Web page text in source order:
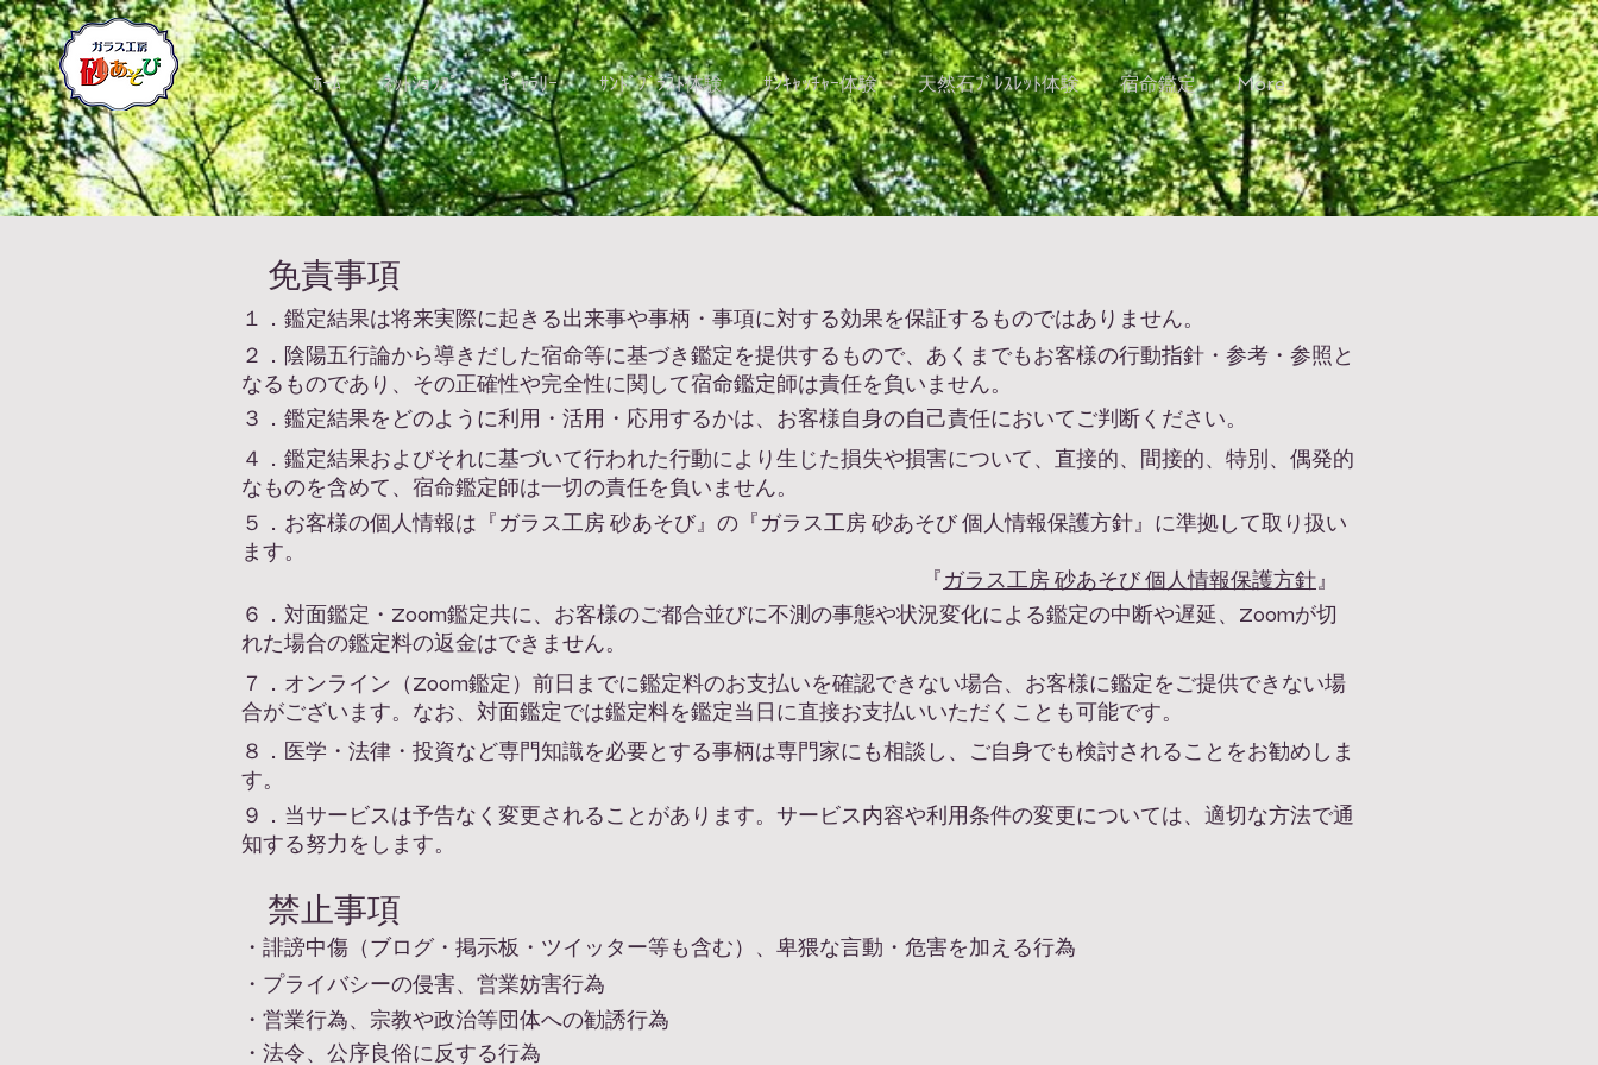
ﾎｰﾑ ﾈｯﾄｼｮｯﾌﾟ ｷﾞｬﾗﾘｰ ｻﾝﾄﾞﾌﾞﾗｽﾄ体験 ｻﾝｷｬｯﾁｬｰ体験 天然石ﾌﾞﾚｽﾚｯﾄ体験 宿命鑑定 More
免責事項
１．鑑定結果は将来実際に起きる出来事や事柄・事項に対する効果を保証するものではありません。
２．陰陽五行論から導きだした宿命等に基づき鑑定を提供するもので、あくまでもお客様の行動指針・参考・参照と
なるものであり、その正確性や完全性に関して宿命鑑定師は責任を負いません。
３．鑑定結果をどのように利用・活用・応用するかは、お客様自身の自己責任においてご判断ください。
４．鑑定結果およびそれに基づいて行われた行動により生じた損失や損害について、直接的、間接的、特別、偶発的
なものを含めて、宿命鑑定師は一切の責任を負いません。
５．お客様の個人情報は『ガラス工房 砂あそび』の『ガラス工房 砂あそび 個人情報保護方針』に準拠して取り扱い
ます。
『ガラス工房 砂あそび 個人情報保護方針』
６．対面鑑定・Zoom鑑定共に、お客様のご都合並びに不測の事態や状況変化による鑑定の中断や遅延、Zoomが切
れた場合の鑑定料の返金はできません。
７．オンライン（Zoom鑑定）前日までに鑑定料のお支払いを確認できない場合、お客様に鑑定をご提供できない場
合がございます。なお、対面鑑定では鑑定料を鑑定当日に直接お支払いいただくことも可能です。
８．医学・法律・投資など専門知識を必要とする事柄は専門家にも相談し、ご自身でも検討されることをお勧めしま
す。
９．当サービスは予告なく変更されることがあります。サービス内容や利用条件の変更については、適切な方法で通
知する努力をします。
禁止事項
・誹謗中傷（ブログ・掲示板・ツイッター等も含む）、卑猥な言動・危害を加える行為
・ プライバシーの侵害、営業妨害行為
・営業行為、宗教や政治等団体への勧誘行為
・法令、公序良俗に反する行為